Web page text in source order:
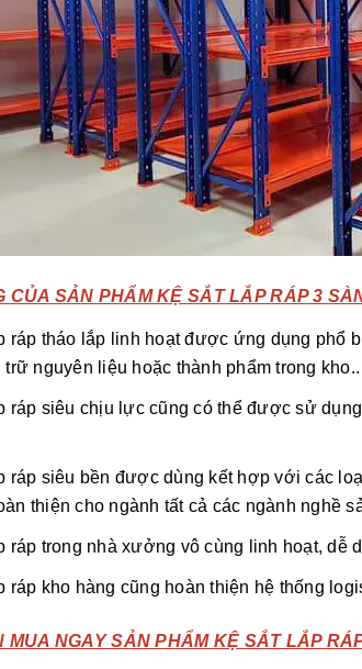
CỦA SẢN PHẨM KỆ SẮT LẮP RÁP 3
ráp tháo lắp linh hoạt được ứng dụng phổ
nguyên liệu hoặc thành phẩm trong kho..
ráp siêu chịu lực cũng có thể được sử
ráp siêu bền được dùng kết hợp với các
thiện cho ngành tất cả các ngành nghề
ráp trong nhà xưởng vô cùng linh hoạt,
ráp kho hàng cũng hoàn thiện hệ thống
MUA NGAY SẢN PHẨM KỆ SẮT LẮP